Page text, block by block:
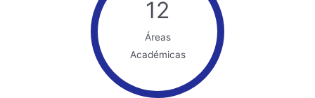
12
Áreas
Académicas